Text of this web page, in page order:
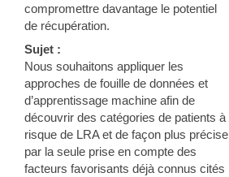
compromettre davantage le potentiel
de récupération.
Sujet :
Nous souhaitons appliquer les
approches de fouille de données et
d’apprentissage machine afin de
découvrir des catégories de patients à
risque de LRA et de façon plus précise
par la seule prise en compte des
facteurs favorisants déjà connus cités